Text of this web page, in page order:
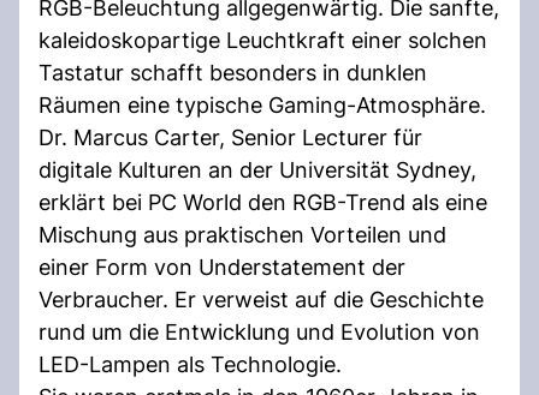
RGB-Beleuchtung allgegenwärtig. Die sanfte,
kaleidoskopartige Leuchtkraft einer solchen
Tastatur schafft besonders in dunklen
Räumen eine typische Gaming-Atmosphäre.
Dr. Marcus Carter, Senior Lecturer für
digitale Kulturen an der Universität Sydney,
erklärt bei PC World den RGB-Trend als eine
Mischung aus praktischen Vorteilen und
einer Form von Understatement der
Verbraucher. Er verweist auf die Geschichte
rund um die Entwicklung und Evolution von
LED-Lampen als Technologie.